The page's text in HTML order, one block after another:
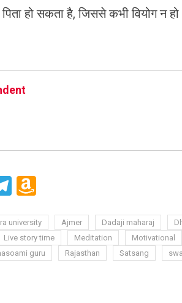
पिता हो सकता है, जिससे कभी वियोग न
Telegram
List
university Ajmer Dadaji maharaj
Live story time Meditation Motivational
guru Rajasthan Satsang